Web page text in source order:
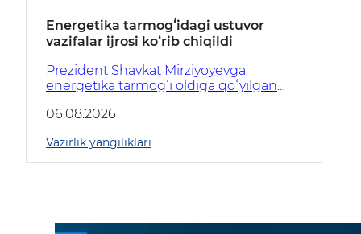
Energetika tarmogʻidagi ustuvor
vazifalar ijrosi koʻrib chiqildi
Prezident Shavkat Mirziyoyevga
energetika tarmogʻi oldiga qoʻyilgan
tadbirlari yuzasidan axborot berildi.
06.08.2026
Vazirlik yangiliklari